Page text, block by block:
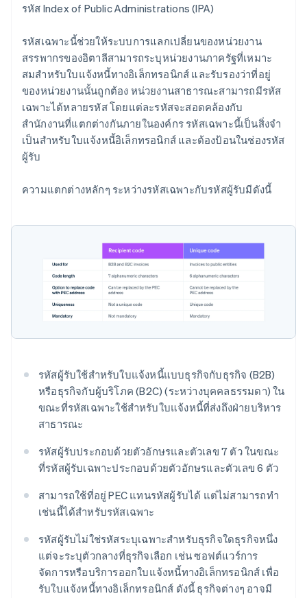
รหัส Index of Public Administrations (IPA)
รหัสเฉพาะนี้ช่วยให้ระบบการแลกเปลี่ยนของหน่วยงาน
สรรพากรของอิตาลีสามารถระบุหน่วยงานภาครัฐที่เหมาะ
สมสำหรับใบแจ้งหนี้ทางอิเล็กทรอนิกส์ และรับรองว่าที่อยู่
ของหน่วยงานนั้นถูกต้อง หน่วยงานสาธารณะสามารถมีรหัส
เฉพาะได้หลายรหัส โดยแต่ละรหัสจะสอดคล้องกับ
สำนักงานที่แตกต่างกันภายในองค์กร รหัสเฉพาะนี้เป็นสิ่งจํา
เป็นสําหรับใบแจ้งหนี้อิเล็กทรอนิกส์ และต้องป้อนในช่องรหัส
ผู้รับ
ความแตกต่างหลักๆ ระหว่างรหัสเฉพาะกับรหัสผู้รับมีดังนี้
รหัสผู้รับใช้สำหรับใบแจ้งหนี้แบบธุรกิจกับธุรกิจ (B2B)
หรือธุรกิจกับผู้บริโภค (B2C) (ระหว่างบุคคลธรรมดา) ใน
ขณะที่รหัสเฉพาะใช้สำหรับใบแจ้งหนี้ที่ส่งถึงฝ่ายบริหาร
สาธารณะ
รหัสผู้รับประกอบด้วยตัวอักษรและตัวเลข 7 ตัว ในขณะ
ที่รหัสผู้รับเฉพาะประกอบด้วยตัวอักษรและตัวเลข 6 ตัว
สามารถใช้ที่อยู่ PEC แทนรหัสผู้รับได้ แต่ไม่สามารถทำ
เช่นนี้ได้สำหรับรหัสเฉพาะ
รหัสผู้รับไม่ใช่รหัสระบุเฉพาะสำหรับธุรกิจใดธุรกิจหนึ่ง
แต่จะระบุตัวกลางที่ธุรกิจเลือก เช่น ซอฟต์แวร์การ
จัดการหรือบริการออกใบแจ้งหนี้ทางอิเล็กทรอนิกส์ เพื่อ
รับใบแจ้งหนี้ทางอิเล็กทรอนิกส์ ดังนี้ ธุรกิจต่างๆ อาจมี